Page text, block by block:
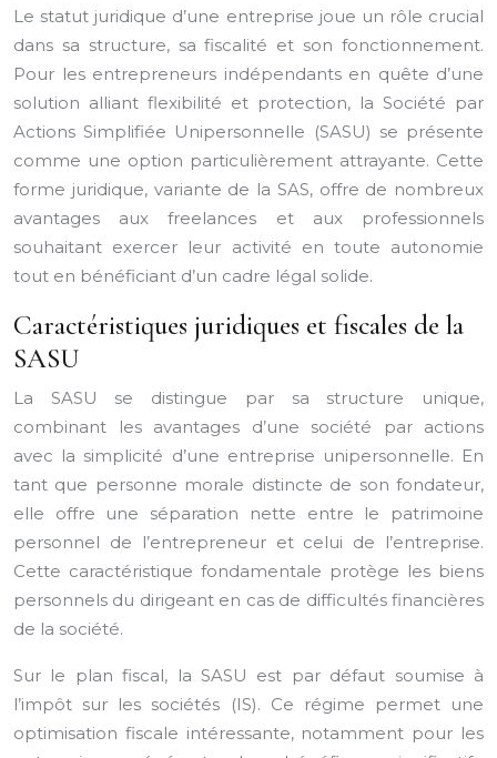
Le statut juridique d’une entreprise joue un rôle crucial
dans sa structure, sa fiscalité et son fonctionnement.
Pour les entrepreneurs indépendants en quête d’une
solution alliant flexibilité et protection, la Société par
Actions Simplifiée Unipersonnelle (SASU) se présente
comme une option particulièrement attrayante. Cette
forme juridique, variante de la SAS, offre de nombreux
avantages aux freelances et aux professionnels
souhaitant exercer leur activité en toute autonomie
tout en bénéficiant d’un cadre légal solide.
Caractéristiques juridiques et fiscales de la
SASU
La SASU se distingue par sa structure unique,
combinant les avantages d’une société par actions
avec la simplicité d’une entreprise unipersonnelle. En
tant que personne morale distincte de son fondateur,
elle offre une séparation nette entre le patrimoine
personnel de l’entrepreneur et celui de l’entreprise.
Cette caractéristique fondamentale protège les biens
personnels du dirigeant en cas de difficultés financières
de la société.
Sur le plan fiscal, la SASU est par défaut soumise à
l’impôt sur les sociétés (IS). Ce régime permet une
optimisation fiscale intéressante, notamment pour les